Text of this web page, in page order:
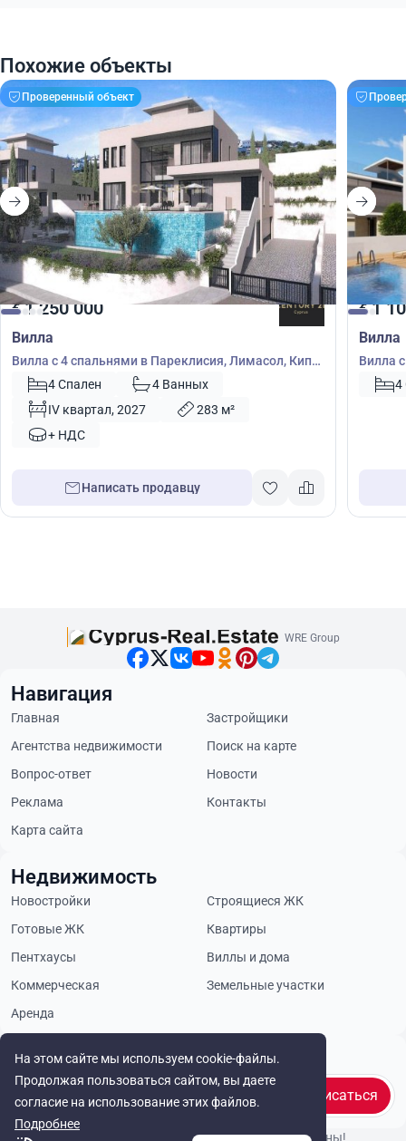
Похожие объекты
Проверенный объект
€1 250 000
Вилла
Вилла с 4 спальнями в Пареклисия, Лимасол, Кипр
№ 552924 Спален
4 Ванных
IV квартал, 2027
283 м²
+ НДС
Написать продавцу
€1
Вилла
Вилла
4
На этом сайте мы используем cookie-файлы.
Продолжая пользоваться сайтом, вы даете
согласие на использование этих файлов.
Подробнее
WRE Group
Будьте в курсе
Подписаться
Навигация
Главная
Застройщики
Агентства недвижимости
Поиск на карте
Вопрос-ответ
Новости
Реклама
Контакты
Карта сайта
Недвижимость
Новостройки
Строящиеся ЖК
Готовые ЖК
Квартиры
Пентхаусы
Виллы и дома
Коммерческая
Земельные участки
Аренда
© Cyprus Realestate 2026. Все права защищены!